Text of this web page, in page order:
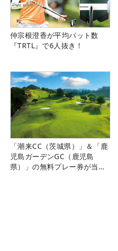
仲宗根澄香が平均パット数
『TRTL』で6人抜き！
「潮来CC（茨城県）」＆「鹿
児島ガーデンGC（鹿児島
県）」の無料プレー券が当た